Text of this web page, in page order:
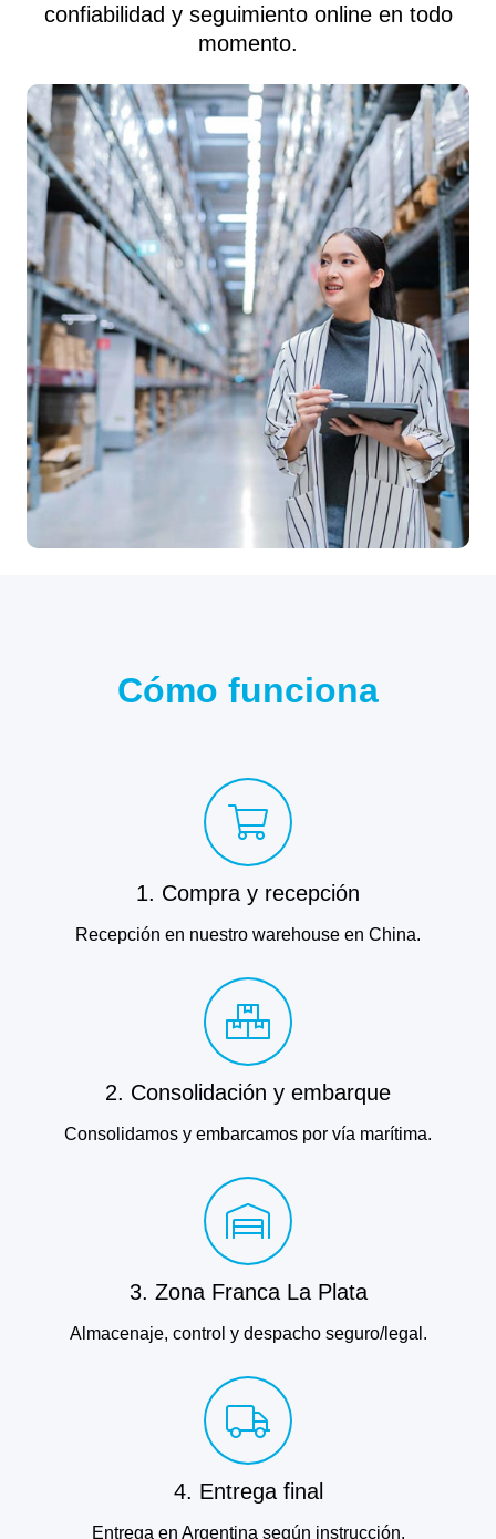
confiabilidad y seguimiento online en todo
momento.
Cómo funciona
1. Compra y recepción
Recepción en nuestro warehouse en China.
2. Consolidación y embarque
Consolidamos y embarcamos por vía marítima.
3. Zona Franca La Plata
Almacenaje, control y despacho seguro/legal.
4. Entrega final
Entrega en Argentina según instrucción.